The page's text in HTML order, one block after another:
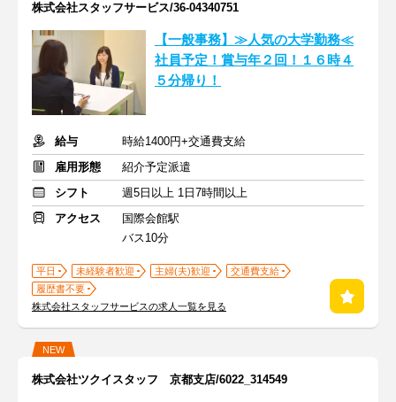
株式会社スタッフサービス/36-04340751
【一般事務】≫人気の大学勤務≪
社員予定！賞与年２回！１６時４
５分帰り！
給与
時給1400円+交通費支給
雇用形態
紹介予定派遣
シフト
週5日以上 1日7時間以上
アクセス
国際会館駅
バス10分
平日 未経験者歓迎 主婦(夫)歓迎
交通費支給
履歴書不要
株式会社スタッフサービスの求人一覧を見る
NEW
株式会社ツクイスタッフ 京都支店/6022_314549